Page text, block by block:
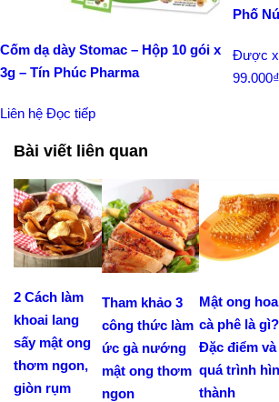
Cốm dạ dày Stomac – Hộp 10 gói x
3g – Tín Phúc Pharma
Liên hệ Đọc tiếp
Phố
Được
99.000₫
Bài viết liên quan
2 Cách làm
khoai lang
sấy mật ong
thơm ngon,
giòn rụm
Tham khảo 3
công thức làm
ức gà nướng
mật ong thơm
ngon
Mật ong hoa
cà phê là gì?
Đặc điểm và
quá trình
thành